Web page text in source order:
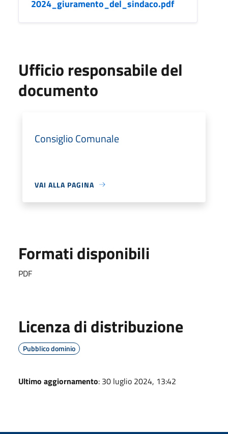
2024_giuramento_del_sindaco.pdf
Ufficio responsabile del
documento
Consiglio Comunale
VAI ALLA PAGINA
Formati disponibili
PDF
Licenza di distribuzione
Pubblico dominio
Ultimo aggiornamento: 30 luglio 2024, 13:42